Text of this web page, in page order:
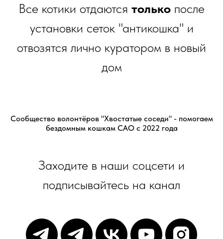
Все котики отдаются только после
установки сеток "антикошка" и
отвозятся лично куратором в новый
дом
Сообщество волонтёров "Хвостатые соседи" - помогаем
бездомным кошкам САО с 2022 года
Заходите в наши соцсети и
подписывайтесь на канал